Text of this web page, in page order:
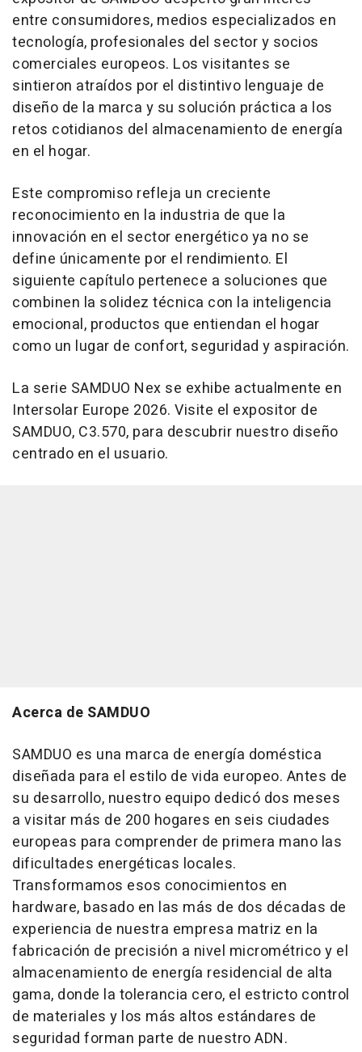
entre consumidores, medios especializados en
tecnología, profesionales del sector y socios
comerciales europeos. Los visitantes se
sintieron atraídos por el distintivo lenguaje de
diseño de la marca y su solución práctica a los
retos cotidianos del almacenamiento de energía
en el hogar.
Este compromiso refleja un creciente
reconocimiento en la industria de que la
innovación en el sector energético ya no se
define únicamente por el rendimiento. El
siguiente capítulo pertenece a soluciones que
combinen la solidez técnica con la inteligencia
emocional, productos que entiendan el hogar
como un lugar de confort, seguridad y aspiración.
La serie SAMDUO Nex se exhibe actualmente en
Intersolar Europe 2026. Visite el expositor de
SAMDUO, C3.570, para descubrir nuestro diseño
centrado en el usuario.
Acerca de SAMDUO
SAMDUO es una marca de energía doméstica
diseñada para el estilo de vida europeo. Antes de
su desarrollo, nuestro equipo dedicó dos meses
a visitar más de 200 hogares en seis ciudades
europeas para comprender de primera mano las
dificultades energéticas locales.
Transformamos esos conocimientos en
hardware, basado en las más de dos décadas de
experiencia de nuestra empresa matriz en la
fabricación de precisión a nivel micrométrico y el
almacenamiento de energía residencial de alta
gama, donde la tolerancia cero, el estricto control
de materiales y los más altos estándares de
seguridad forman parte de nuestro ADN.